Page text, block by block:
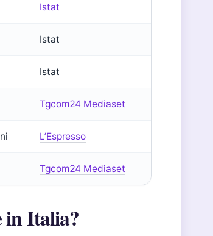
Istat
Istat
Istat
Tgcom24 Mediaset
L’Espresso
Tgcom24 Mediaset
in Italia?